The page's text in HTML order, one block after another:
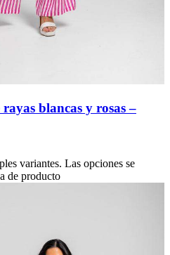
blancas y rosas –
variantes. Las opciones se
de producto